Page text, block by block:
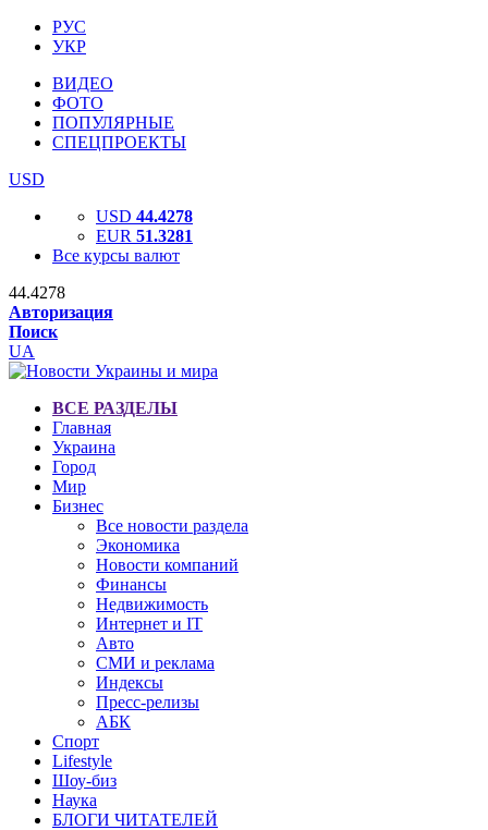
РУС
УКР
ВИДЕО
ФОТО
ПОПУЛЯРНЫЕ
СПЕЦПРОЕКТЫ
USD
USD 44.4278
EUR 51.3281
Все курсы валют
44.4278
Авторизация
Поиск
UA
ВСЕ РАЗДЕЛЫ
Главная
Украина
Город
Мир
Бизнес
Все новости раздела
Экономика
Новости компаний
Финансы
Недвижимость
Интернет и IT
Авто
СМИ и реклама
Индексы
Пресс-релизы
АБК
Спорт
Lifestyle
Шоу-биз
Наука
БЛОГИ ЧИТАТЕЛЕЙ